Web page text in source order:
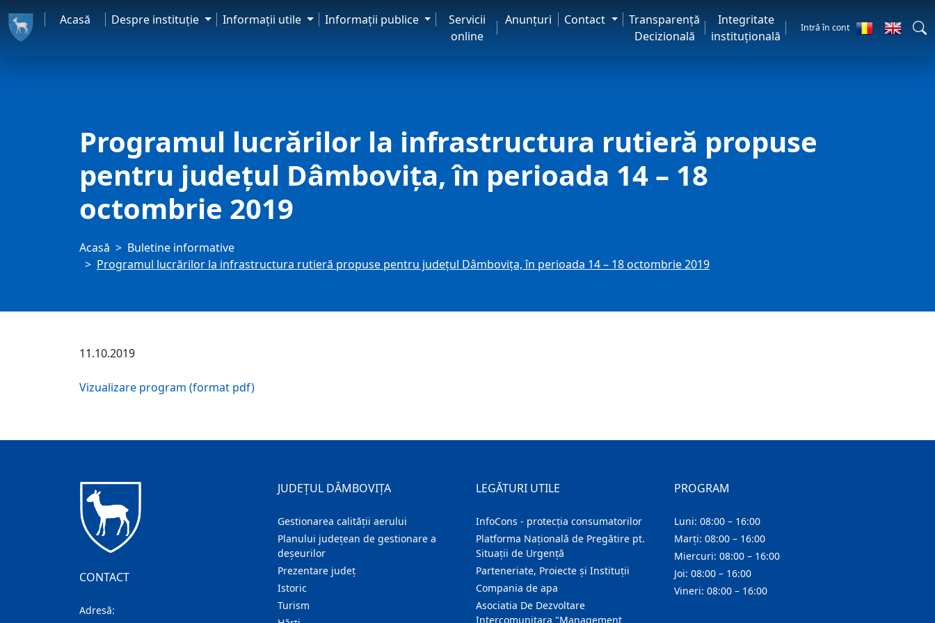
Acasă Despre instituţie Informaţii utile Informaţii publice
Servicii
online
Anunţuri Contact
Transparență
Decizională
Integritate
instituțională
Intră în cont
Programul lucrărilor la infrastructura rutieră propuse
pentru județul Dâmbovița, în perioada 14 – 18
octombrie 2019
Acasă
Buletine informative
Programul lucrărilor la infrastructura rutieră propuse pentru județul Dâmbovița, în perioada 14 – 18 octombrie 2019
11.10.2019
Vizualizare program (format pdf)
CONTACT
Adresă:
JUDEȚUL DÂMBOVIȚA
Gestionarea calității aerului
Planului județean de gestionare a
deșeurilor
Prezentare judeţ
Istoric
Turism
LEGĂTURI UTILE
InfoCons - protecția consumatorilor
Platforma Națională de Pregătire pt.
Situații de Urgență
Parteneriate, Proiecte și Instituții
Compania de apa
Asociatia De Dezvoltare
Intercomunitara "Management
PROGRAM
Luni: 08:00 – 16:00
Marți: 08:00 – 16:00
Miercuri: 08:00 – 16:00
Joi: 08:00 – 16:00
Vineri: 08:00 – 16:00